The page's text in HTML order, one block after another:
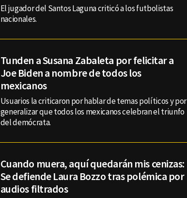
El jugador del Santos Laguna criticó a los futbolistas
nacionales.
Tunden a Susana Zabaleta por felicitar a
Joe Biden a nombre de todos los
mexicanos
Usuarios la criticaron por hablar de temas políticos y por
generalizar que todos los mexicanos celebran el triunfo
del demócrata.
Cuando muera, aquí quedarán mis cenizas:
Se defiende Laura Bozzo tras polémica por
audios filtrados